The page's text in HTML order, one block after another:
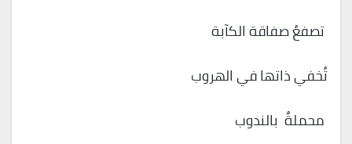
تصفعُ صفاقة الكآبة
تُخفي ذاتها في الهروب
محملةٌ بالندوب